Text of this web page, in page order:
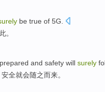
be true of 5G.
。
and safety will surely
全就会随之而来。